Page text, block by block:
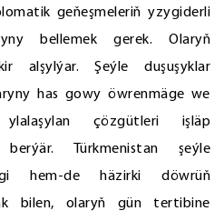
geňeşmeleriň yzygiderli
bellemek gerek. Olaryň
alşylýar. Şeýle duşuşyklar
has gowy öwrenmäge we
çözgütleri işläp
Türkmenistan şeýle
hem-de häzirki döwrüň
bilen, olaryň gün tertibine